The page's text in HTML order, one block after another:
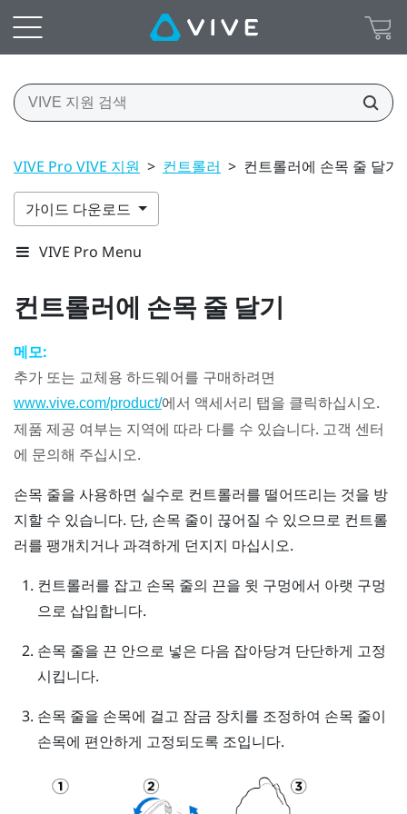
VIVE Pro VIVE 지원 > 컨트롤러 > 컨트롤러에 손목 줄 달기
가이드 다운로드
VIVE Pro Menu
컨트롤러에 손목 줄 달기
메모:
추가 또는 교체용 하드웨어를 구매하려면
www.vive.com/product/에서 액세서리 탭을 클릭하십시오.
제품 제공 여부는 지역에 따라 다를 수 있습니다. 고객 센터
에 문의해 주십시오.
손목 줄을 사용하면 실수로 컨트롤러를 떨어뜨리는 것을 방
지할 수 있습니다. 단, 손목 줄이 끊어질 수 있으므로 컨트롤
러를 팽개치거나 과격하게 던지지 마십시오.
컨트롤러를 잡고 손목 줄의 끈을 윗 구멍에서 아랫 구멍
으로 삽입합니다.
손목 줄을 끈 안으로 넣은 다음 잡아당겨 단단하게 고정
시킵니다.
손목 줄을 손목에 걸고 잠금 장치를 조정하여 손목 줄이
손목에 편안하게 고정되도록 조입니다.